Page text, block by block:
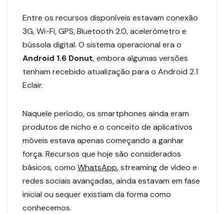
Entre os recursos disponíveis estavam conexão
3G, Wi-Fi, GPS, Bluetooth 2.0, acelerômetro e
bússola digital. O sistema operacional era o
Android 1.6 Donut, embora algumas versões
tenham recebido atualização para o Android 2.1
Eclair.
Naquele período, os smartphones ainda eram
produtos de nicho e o conceito de aplicativos
móveis estava apenas começando a ganhar
força. Recursos que hoje são considerados
básicos, como WhatsApp, streaming de vídeo e
redes sociais avançadas, ainda estavam em fase
inicial ou sequer existiam da forma como
conhecemos.